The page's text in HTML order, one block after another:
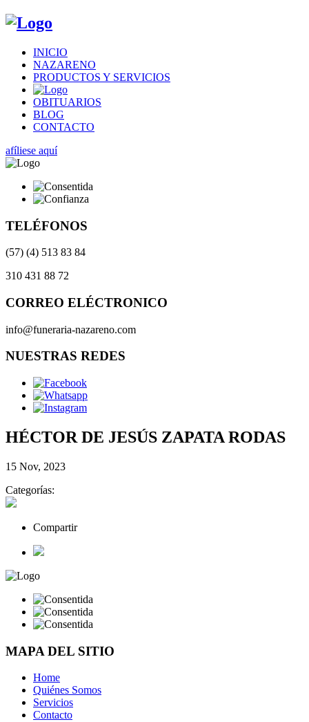
INICIO
NAZARENO
PRODUCTOS Y SERVICIOS
OBITUARIOS
BLOG
CONTACTO
afíliese aquí
TELÉFONOS
(57) (4) 513 83 84
310 431 88 72
CORREO ELÉCTRONICO
info@funeraria-nazareno.com
NUESTRAS REDES
HÉCTOR DE JESÚS ZAPATA RODAS
15 Nov, 2023
Categorías:
Compartir
MAPA DEL SITIO
Home
Quiénes Somos
Servicios
Contacto